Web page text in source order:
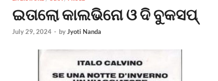
ଇତାଲୋ କାଲଭିନୋ ଓ ଦି ବୁକସପ୍
July 29, 2024 - byJyoti Nanda